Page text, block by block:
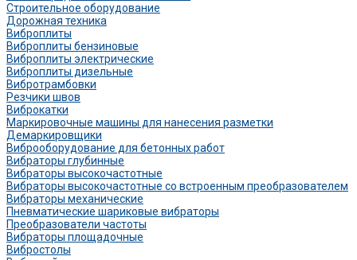
Строительное оборудование
Дорожная техника
Виброплиты
Виброплиты бензиновые
Виброплиты электрические
Виброплиты дизельные
Вибротрамбовки
Резчики швов
Виброкатки
Маркировочные машины для нанесения разметки
Демаркировщики
Виброоборудование для бетонных работ
Вибраторы глубинные
Вибраторы высокочастотные
Вибраторы высокочастотные со встроенным преобразователем
Вибраторы механические
Пневматические шариковые вибраторы
Преобразователи частоты
Вибраторы площадочные
Вибростолы